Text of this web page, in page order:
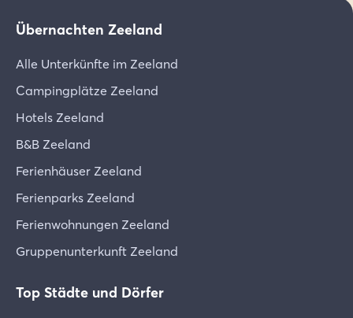
Übernachten Zeeland
Alle Unterkünfte im Zeeland
Campingplätze Zeeland
Hotels Zeeland
B&B Zeeland
Ferienhäuser Zeeland
Ferienparks Zeeland
Ferienwohnungen Zeeland
Gruppenunterkunft Zeeland
Top Städte und Dörfer